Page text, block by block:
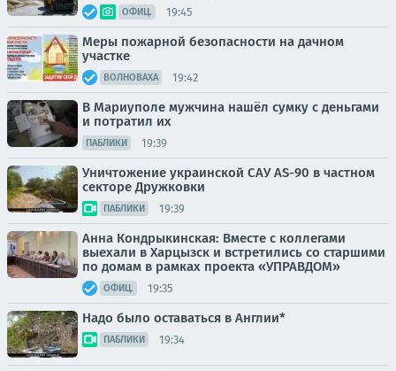
ОФИЦ. 19:45
Меры пожарной безопасности на дачном
участке
ВОЛНОВАХА 19:42
В Мариуполе мужчина нашёл сумку с деньгами
и потратил их
ПАБЛИКИ 19:39
Уничтожение украинской САУ AS-90 в частном
секторе Дружковки
ПАБЛИКИ 19:39
Анна Кондрыкинская: Вместе с коллегами
выехали в Харцызск и встретились со старшими
по домам в рамках проекта «УПРАВДОМ»
ОФИЦ. 19:35
Надо было оставаться в Англии*
ПАБЛИКИ 19:34